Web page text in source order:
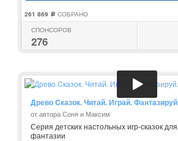
261 869 c СОБРАНО
СПОНСОРОВ
276
Древо Cказок. Читай. Играй.
от автора Соня и Максим
Серия детских настольных игр-сказок
фантазии